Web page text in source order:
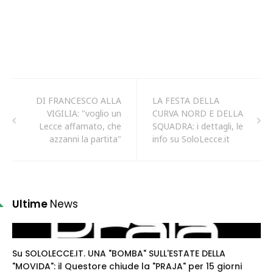
DI FRANCESCO ALLA
VIGILIA: "voglio un
Lecce affamato, che
azzanni la partita"
LA FESTA DELLA
CURVA NORD E DELLA
SQUADRA: i dettagli, le
info su SoloLecce.it
Ultime News
Su SOLOLECCE.IT. UNA "BOMBA" SULL'ESTATE DELLA
"MOVIDA": il Questore chiude la "PRAJA" per 15 giorni